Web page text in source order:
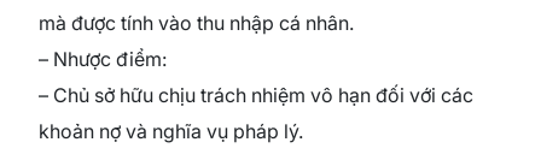
mà được tính vào thu nhập cá nhân.
– Nhược điểm:
– Chủ sở hữu chịu trách nhiệm vô hạn đối với các
khoản nợ và nghĩa vụ pháp lý.